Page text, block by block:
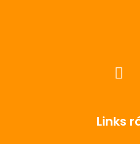
F
a
b
Links